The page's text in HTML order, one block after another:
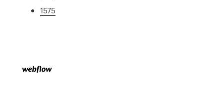
1575